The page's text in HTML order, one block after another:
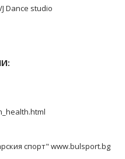
Dance studio
спорт" www.bulsport.bg